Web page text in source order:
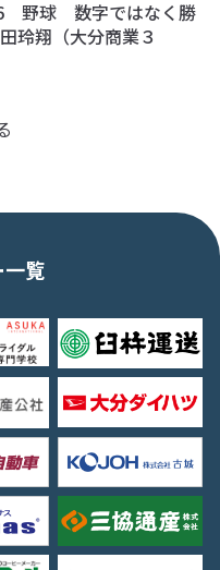
野球 数字ではなく勝
玲翔（大分商業３
一覧